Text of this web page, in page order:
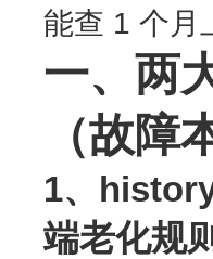
能查 1 个月
一、两
（故障
1、
端老化规